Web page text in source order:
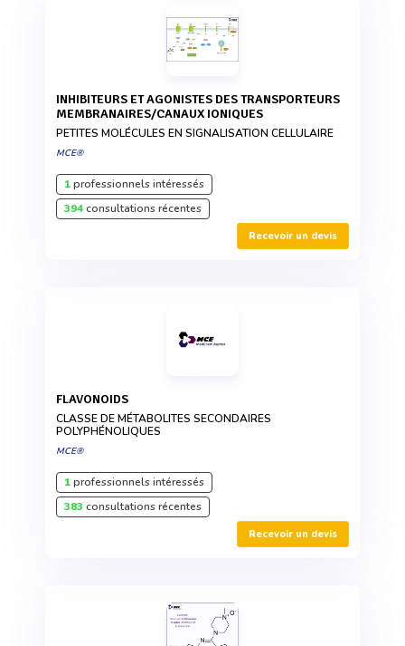
INHIBITEURS ET AGONISTES DES TRANSPORTEURS
MEMBRANAIRES/CANAUX IONIQUES
PETITES MOLÉCULES EN SIGNALISATION CELLULAIRE
MCE®
1professionnels intéressés
394consultations récentes
Recevoir un devis
FLAVONOIDS
CLASSE DE MÉTABOLITES SECONDAIRES
POLYPHÉNOLIQUES
MCE®
1professionnels intéressés
383 consultations récentes
Recevoir un devis